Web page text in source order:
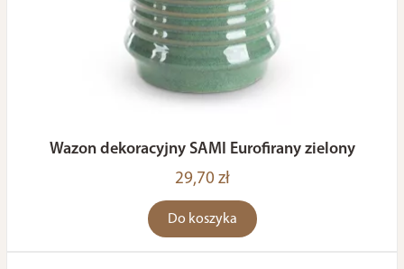
Wazon dekoracyjny SAMI Eurofirany zielony
29,70 zł
Do koszyka